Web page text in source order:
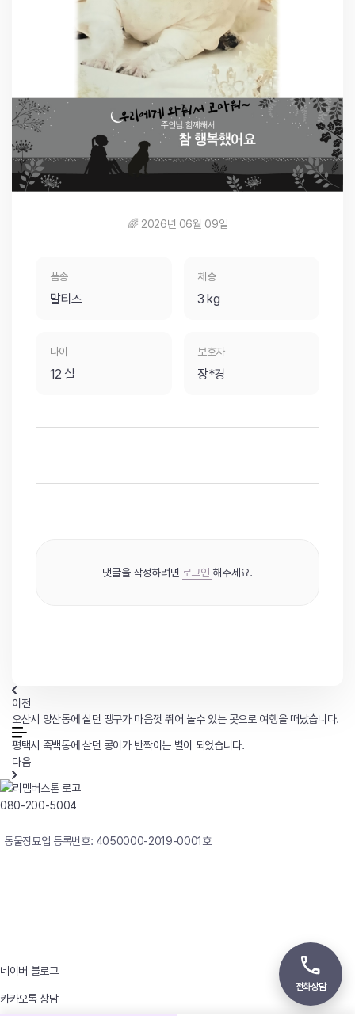
🌈 2026년 06월 09일
품종
말티즈
체중
3 kg
나이
12 살
보호자
장*경
댓글을 작성하려면 로그인 해주세요.
이전
오산시 양산동에 살던 땡구가 마음껏 뛰어 놀수 있는 곳으로 여행을 떠났습니다.
평택시 죽백동에 살던 콩이가 반짝이는 별이 되었습니다.
다음
080-200-5004
동물장묘업 등록번호: 4050000-2019-0001호
네이버 블로그
카카오톡 상담
전화상담